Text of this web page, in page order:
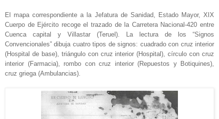
El mapa correspondiente a la Jefatura de Sanidad, Estado Mayor, XIX
Cuerpo de Ejército recoge el trazado de la Carretera Nacional-420 entre
Cuenca capital y Villastar (Teruel). La lectura de los “Signos
Convencionales” dibuja cuatro tipos de signos: cuadrado con cruz interior
(Hospital de base), triángulo con cruz interior (Hospital), círculo con cruz
interior (Farmacia), rombo con cruz interior (Repuestos y Botiquines),
cruz griega (Ambulancias).